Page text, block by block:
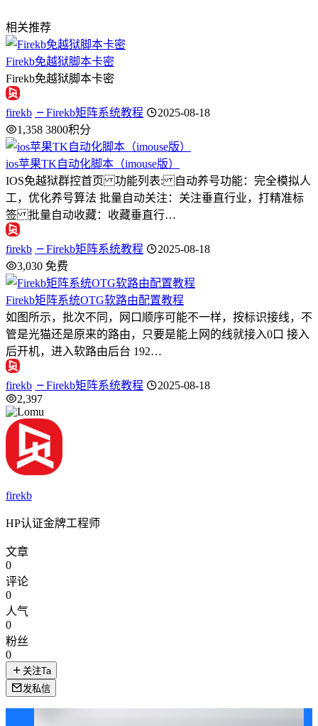
相关推荐
Firekb免越狱脚本卡密
Firekb免越狱脚本卡密
firekb Firekb矩阵系统教程
2025-08-18
1,358 3800积分
ios苹果TK自动化脚本（imouse版）
IOS免越狱群控首页 功能列表: 自动养号功能：完全模拟人
工，优化养号算法 批量自动关注：关注垂直行业，打精准标
签 批量自动收藏：收藏垂直行…
firekb Firekb矩阵系统教程
2025-08-18
3,030 免费
Firekb矩阵系统OTG软路由配置教程
如图所示，批次不同，网口顺序可能不一样，按标识接线，不
管是光猫还是原来的路由，只要是能上网的线就接入0口 接入
后开机，进入软路由后台 192…
firekb Firekb矩阵系统教程
2025-08-18
2,397
firekb
HP认证金牌工程师
文章
0
评论
0
人气
0
粉丝
0
关注Ta
发私信